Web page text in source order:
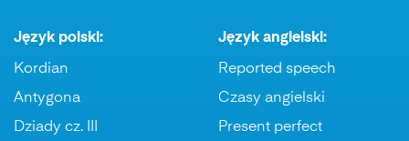
Język polski:
Kordian
Antygona
Dziady cz. III
Język angielski:
Reported speech
Czasy angielski
Present perfect